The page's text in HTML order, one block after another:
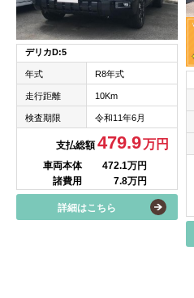
デリカD:5
年式 R8年式
走行距離 10Km
検査期限 令和11年6月
支払総額479.9万円
車両本体
472.1万円
諸費用
7.8万円
詳細はこちら